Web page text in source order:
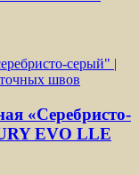
«Серебристо-
EVO LLE